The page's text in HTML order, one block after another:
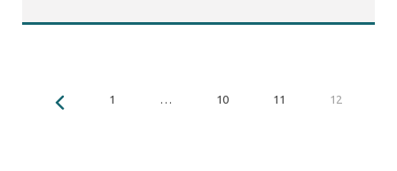
1 … 10 11 12